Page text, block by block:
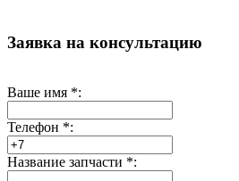
Заявка на консультацию
Ваше имя *:
Телефон *:
Название запчасти *: